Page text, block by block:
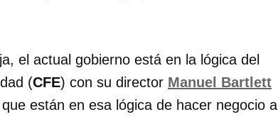
el actual gobierno está en la lógica del
(CFE) con su director Manuel Bartlett
que están en esa lógica de hacer negocio a